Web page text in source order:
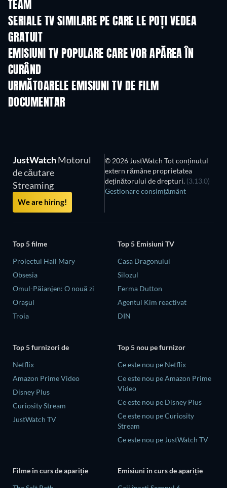
TEAM
SERIALE TV SIMILARE PE CARE LE POȚI VEDEA
GRATUIT
EMISIUNI TV POPULARE CARE VOR APĂREA ÎN
CURÂND
URMĂTOARELE EMISIUNI TV DE FILM
DOCUMENTAR
Sezonul 1
JustWatchMotorul
de căutare
Streaming
We are hiring!
© 2026 JustWatch Tot conținutul
extern rămâne proprietatea
deținătorului de drepturi. (3.13.0)
Gestionare consimțământ
Top 5 filme
Proiectul Hail Mary
Obsesia
Omul-Păianjen: O nouă zi
Orașul
Troia
Top 5 Emisiuni TV
Casa Dragonului
Silozul
Ferma Dutton
Agentul Kim reactivat
DIN
Top 5 furnizori de
Netflix
Amazon Prime Video
Disney Plus
Curiosity Stream
JustWatch TV
Top 5 nou pe furnizor
Ce este nou pe Netflix
Ce este nou pe Amazon Prime
Video
Ce este nou pe Disney Plus
Ce este nou pe Curiosity
Stream
Ce este nou pe JustWatch TV
Filme în curs de apariție
Emisiuni în curs de apariție